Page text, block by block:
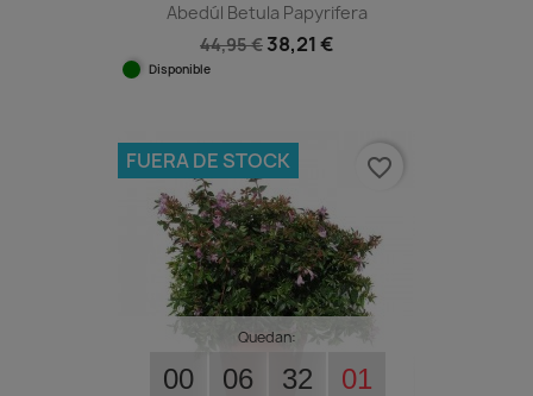
Abedúl Betula Papyrifera
44,95 € 38,21 €
Disponible
Quedan:
00 06 32 00
FUERA DE STOCK favorite_border